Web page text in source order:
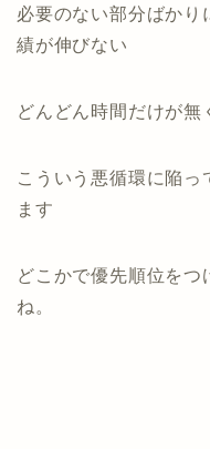
必要のない部分ばかり
績が伸びない
どんどん時間だけが無
こういう悪循環に陥っ
ます
どこかで優先順位を
ね。